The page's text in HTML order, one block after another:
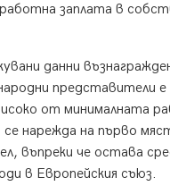
заплата в
данни
представители е
от минималната
се нарежда на първо
въпреки че остава
в Европейския съюз.